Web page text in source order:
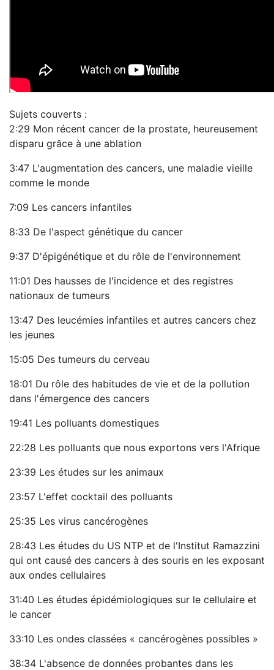
Sujets couverts :
2:29 Mon récent cancer de la prostate, heureusement
disparu grâce à une ablation
3:47 L'augmentation des cancers, une maladie vieille
comme le monde
7:09 Les cancers infantiles
8:33 De l'aspect génétique du cancer
9:37 D'épigénétique et du rôle de l'environnement
11:01 Des hausses de l'incidence et des registres
nationaux de tumeurs
13:47 Des leucémies infantiles et autres cancers chez
les jeunes
15:05 Des tumeurs du cerveau
18:01 Du rôle des habitudes de vie et de la pollution
dans l'émergence des cancers
19:41 Les polluants domestiques
22:28 Les polluants que nous exportons vers l'Afrique
23:39 Les études sur les animaux
23:57 L'effet cocktail des polluants
25:35 Les virus cancérogènes
28:43 Les études du US NTP et de l'Institut Ramazzini
qui ont causé des cancers à des souris en les exposant
aux ondes cellulaires
31:40 Les études épidémiologiques sur le cellulaire et
le cancer
33:10 Les ondes classées « cancérogènes possibles »
38:34 L'absence de données probantes dans les